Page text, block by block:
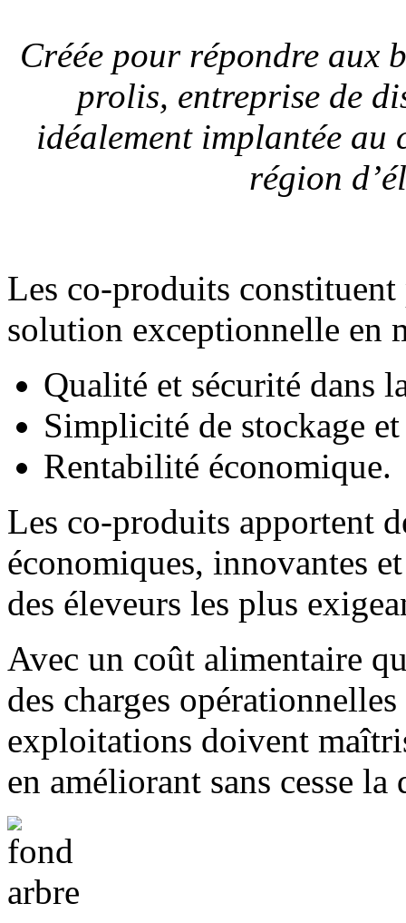
Créée pour répondre aux
prolis, entreprise de
idéalement implantée
région
Les co-produits
solution exceptionnelle en
Qualité et sécurité dans
Simplicité de stockage
Rentabilité économique.
Les co-produits apportent
économiques, innovantes
des éleveurs les plus
Avec un coût alimentaire
des charges
exploitations doivent
en améliorant sans cesse la